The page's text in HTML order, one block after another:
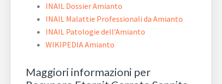
INAIL Dossier Amianto
INAIL Malattie Professionali da Amianto
INAIL Patologie dell’Amianto
WIKIPEDIA Amianto
Maggiori informazioni per